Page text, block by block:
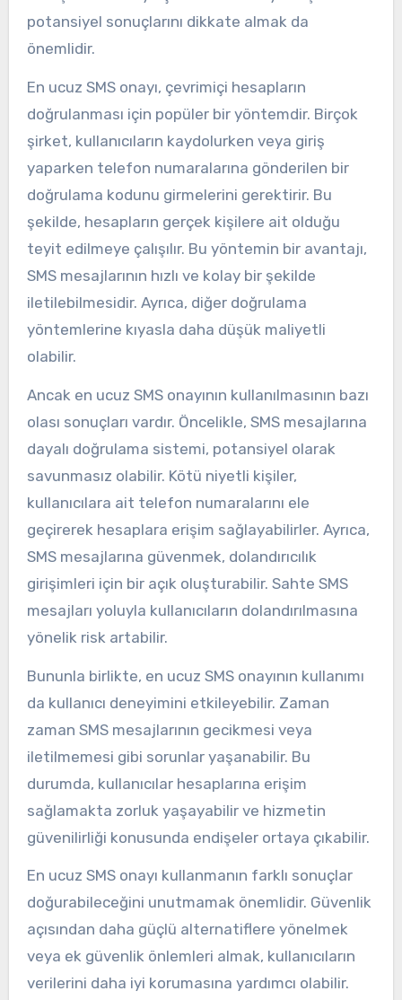
potansiyel sonuçlarını dikkate almak da
önemlidir.
En ucuz SMS onayı, çevrimiçi hesapların
doğrulanması için popüler bir yöntemdir. Birçok
şirket, kullanıcıların kaydolurken veya giriş
yaparken telefon numaralarına gönderilen bir
doğrulama kodunu girmelerini gerektirir. Bu
şekilde, hesapların gerçek kişilere ait olduğu
teyit edilmeye çalışılır. Bu yöntemin bir avantajı,
SMS mesajlarının hızlı ve kolay bir şekilde
iletilebilmesidir. Ayrıca, diğer doğrulama
yöntemlerine kıyasla daha düşük maliyetli
olabilir.
Ancak en ucuz SMS onayının kullanılmasının bazı
olası sonuçları vardır. Öncelikle, SMS mesajlarına
dayalı doğrulama sistemi, potansiyel olarak
savunmasız olabilir. Kötü niyetli kişiler,
kullanıcılara ait telefon numaralarını ele
geçirerek hesaplara erişim sağlayabilirler. Ayrıca,
SMS mesajlarına güvenmek, dolandırıcılık
girişimleri için bir açık oluşturabilir. Sahte SMS
mesajları yoluyla kullanıcıların dolandırılmasına
yönelik risk artabilir.
Bununla birlikte, en ucuz SMS onayının kullanımı
da kullanıcı deneyimini etkileyebilir. Zaman
zaman SMS mesajlarının gecikmesi veya
iletilmemesi gibi sorunlar yaşanabilir. Bu
durumda, kullanıcılar hesaplarına erişim
sağlamakta zorluk yaşayabilir ve hizmetin
güvenilirliği konusunda endişeler ortaya çıkabilir.
En ucuz SMS onayı kullanmanın farklı sonuçlar
doğurabileceğini unutmamak önemlidir. Güvenlik
açısından daha güçlü alternatiflere yönelmek
veya ek güvenlik önlemleri almak, kullanıcıların
verilerini daha iyi korumasına yardımcı olabilir.